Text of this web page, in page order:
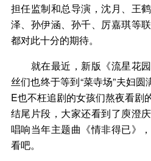
担任监制和总导演，沈月、王
泽、孙伊涵、孙千、厉嘉琪等
都对此十分的期待。
就在最近，新版《流星花园
丝们也终于等到“菜寺场”夫妇
E也不枉追剧的女孩们熬夜看剧
结尾片段，大家还看到了庾澄
唱响当年主题曲《情非得已》
看吧。